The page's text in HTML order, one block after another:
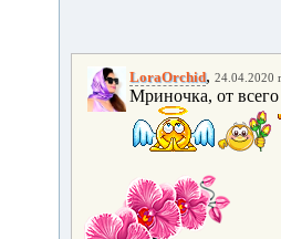
LoraOrchid, 24.04.2020
Мриночка, от